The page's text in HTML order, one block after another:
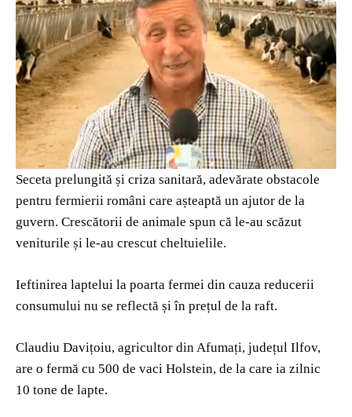
Seceta prelungită și criza sanitară, adevărate obstacole
pentru fermierii români care așteaptă un ajutor de la
guvern. Crescătorii de animale spun că le-au scăzut
veniturile și le-au crescut cheltuielile.
Ieftinirea laptelui la poarta fermei din cauza reducerii
consumului nu se reflectă și în prețul de la raft.
Claudiu Davițoiu, agricultor din Afumați, județul Ilfov,
are o fermă cu 500 de vaci Holstein, de la care ia zilnic
10 tone de lapte.